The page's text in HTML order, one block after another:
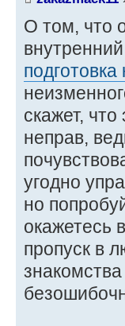
О том, что
подготовка
скажет,
неправ,
угодно
но
окажетесь
пропуск в